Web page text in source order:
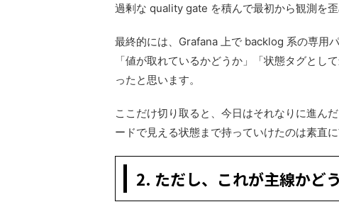
過剰な quality gate を積んで最初から観測を歪
最終的には、Grafana 上で backlog 系の専用
「値が取れているかどうか」「状態タグとし
ったと思います。
ここだけ切り取ると、今日はそれなりに進ん
ードで見える状態まで持っていけたのは素直
2. ただし、これが主線かど